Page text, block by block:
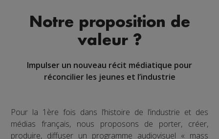
Notre proposition de
valeur ?
Impulser un nouveau récit médiatique pour
réconcilier les jeunes et l’industrie
Pour la 1ère fois dans l’histoire de l’industrie et des
médias français, nous proposons de porter, créer,
produire, diffuser un programme audiovisuel « mass